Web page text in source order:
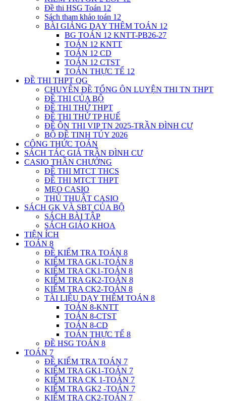
Đề thi HSG Toán 12
Sách tham khảo toán 12
BÀI GIẢNG DẠY THÊM TOÁN 12
BG TOÁN 12 KNTT-PB26-27
TOÁN 12 KNTT
TOÁN 12 CD
TOÁN 12 CTST
TOÁN THỰC TẾ 12
ĐỀ THI THPT QG
CHUYÊN ĐỀ TỔNG ÔN LUYỆN THI TN THPT
ĐỀ THI CỦA BỘ
ĐỀ THI THỬ THPT
ĐỀ THI THỬ TP HUẾ
ĐỀ ÔN THI VIP TN 2025-TRẦN ĐÌNH CƯ
BỘ ĐỀ TINH TÚY 2026
CÔNG THỨC TOÁN
SÁCH TÁC GIẢ TRẦN ĐÌNH CƯ
CASIO THẦN CHƯỞNG
ĐỀ THI MTCT THCS
ĐỀ THI MTCT THPT
MẸO CASIO
THỦ THUẬT CASIO
SÁCH GK VÀ SBT CỦA BỘ
SÁCH BÀI TẬP
SÁCH GIÁO KHOA
TIỆN ÍCH
TOÁN 8
ĐỀ KIỂM TRA TOÁN 8
KIỂM TRA GK1-TOÁN 8
KIỂM TRA CK1-TOÁN 8
KIỂM TRA GK2-TOÁN 8
KIỂM TRA CK2-TOÁN 8
TÀI LIỆU DẠY THÊM TOÁN 8
TOÁN 8-KNTT
TOÁN 8-CTST
TOÁN 8-CD
TOÁN THỰC TẾ 8
ĐỀ HSG TOÁN 8
TOÁN 7
ĐỀ KIỂM TRA TOÁN 7
KIỂM TRA GK1-TOÁN 7
KIỂM TRA CK 1-TOÁN 7
KIỂM TRA GK2 -TOÁN 7
KIỂM TRA CK2-TOÁN 7